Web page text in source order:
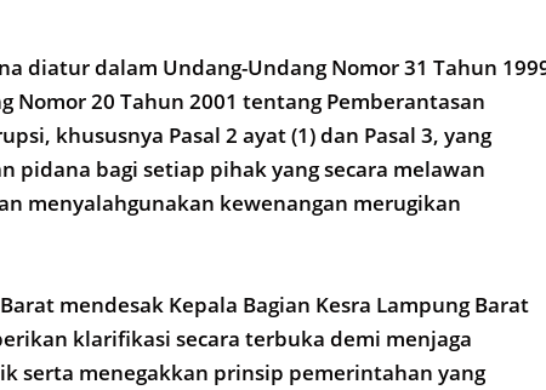
diatur dalam Undang-Undang Nomor 31 Tahun
Nomor 20 Tahun 2001 tentang Pemberantasan
khususnya Pasal 2 ayat (1) dan Pasal 3, yang
pidana bagi setiap pihak yang secara melawan
menyalahgunakan kewenangan merugikan
Barat mendesak Kepala Bagian Kesra Lampung Barat
klarifikasi secara terbuka demi menjaga
serta menegakkan prinsip pemerintahan yang